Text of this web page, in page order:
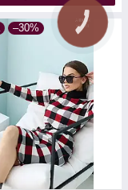
–30%